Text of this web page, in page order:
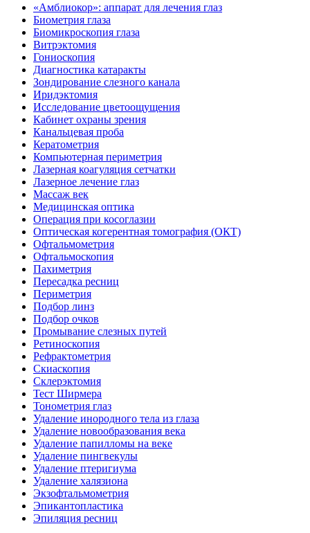
«Амблиокор»: аппарат для лечения глаз
Биометрия глаза
Биомикроскопия глаза
Витрэктомия
Гониоскопия
Диагностика катаракты
Зондирование слезного канала
Иридэктомия
Исследование цветоощущения
Кабинет охраны зрения
Канальцевая проба
Кератометрия
Компьютерная периметрия
Лазерная коагуляция сетчатки
Лазерное лечение глаз
Массаж век
Медицинская оптика
Операция при косоглазии
Оптическая когерентная томография (ОКТ)
Офтальмометрия
Офтальмоскопия
Пахиметрия
Пересадка ресниц
Периметрия
Подбор линз
Подбор очков
Промывание слезных путей
Ретиноскопия
Рефрактометрия
Скиаскопия
Склерэктомия
Тест Ширмера
Тонометрия глаз
Удаление инородного тела из глаза
Удаление новообразования века
Удаление папилломы на веке
Удаление пингвекулы
Удаление птеригиума
Удаление халязиона
Экзофтальмометрия
Эпикантопластика
Эпиляция ресниц